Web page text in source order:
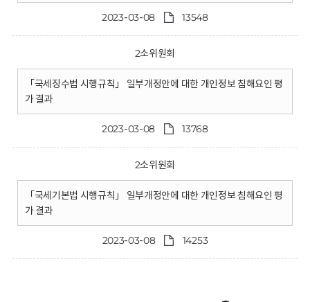
2023-03-08 13548
2소위원회
「국세징수법 시행규칙」 일부개정안에 대한 개인정보 침해요인 평
가 결과
2023-03-08 13768
2소위원회
「국세기본법 시행규칙」 일부개정안에 대한 개인정보 침해요인 평
가 결과
2023-03-08 14253